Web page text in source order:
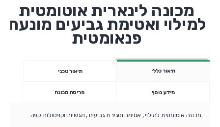
מכונה לינארית אוטומטית
למילוי ואטימת גביעים מונעת
פנאומטית
תיאור כללי תיאור טכני
מידע נוסף פריסת מכונה
מכונה אוטומטית למילוי , אטימה וסגירת גביעים , מגשיות וקפסולות קפה.